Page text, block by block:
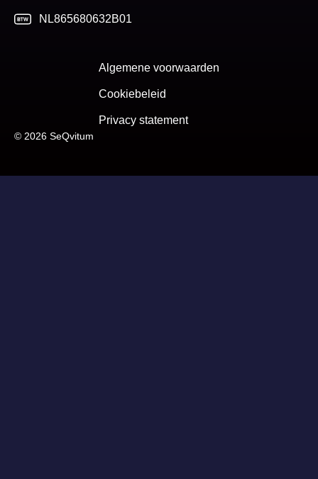
NL865680632B01
© 2026 SeQvitum
Algemene voorwaarden
Cookiebeleid
Privacy statement